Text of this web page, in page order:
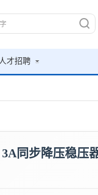
人才招聘
3A同步降压稳压